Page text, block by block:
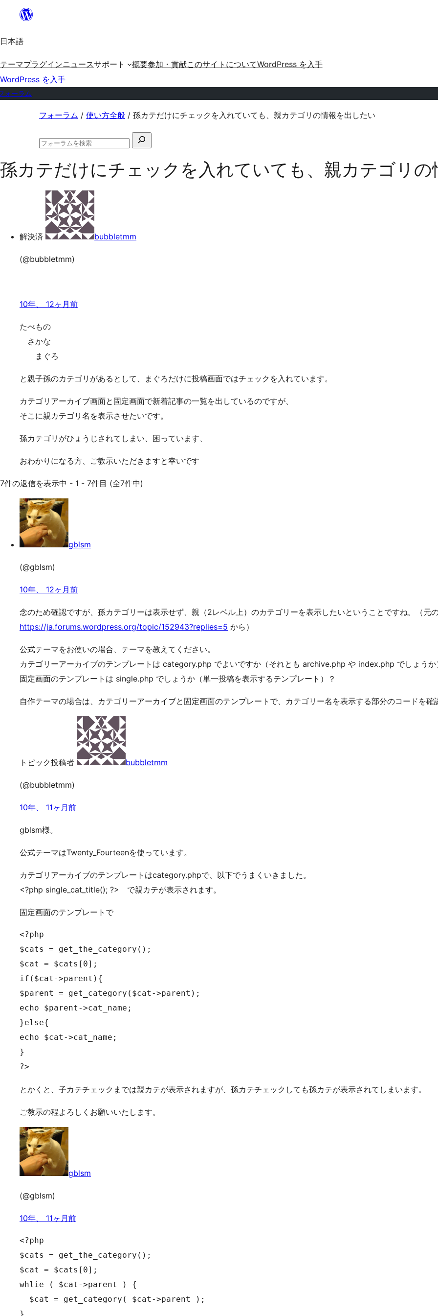
を
ッ
プ
日本語
テーマプラグインニュースサポート 概要参加・貢献このサイトについてWordPress を入手
WordPress を入手
ォーラム
ツ
フォーラム / 使い方全般 / 孫カテだけにチェックを入れていても、親カテゴリの情報を出したい
検
対
フ
ー
孫カテだけにチェックを入れていても、親カテゴリの
解決済 bubbletmm
(@bubbletmm)
10年、 12ヶ月前
たべもの
さかな
まぐろ
と親子孫のカテゴリがあるとして、まぐろだけに投稿画面ではチェックを入れています。
カテゴリアーカイブ画面と固定画面で新着記事の一覧を出しているのですが、
そこに親カテゴリ名を表示させたいです。
孫カテゴリがひょうじされてしまい、困っています、
おわかりになる方、ご教示いただきますと幸いです
7件の返信を表示中 - 1 - 7件目 (全7件中)
gblsm
(@gblsm)
10年、 12ヶ月前
念のため確認ですが、孫カテゴリーは表示せず、親（2レベル上）のカテゴリーを表示したいということですね。（元
https://ja.forums.wordpress.org/topic/152943?replies=5 から）
公式テーマをお使いの場合、テーマを教えてください。
カテゴリーアーカイブのテンプレートは category.php でよいですか（それとも archive.php や index.php でしょうか
固定画面のテンプレートは single.php でしょうか（単一投稿を表示するテンプレート）？
自作テーマの場合は、カテゴリーアーカイブと固定画面のテンプレートで、カテゴリー名を表示する部分のコードを確
トピック投稿者 bubbletmm
(@bubbletmm)
10年、 11ヶ月前
gblsm様。
公式テーマはTwenty_Fourteenを使っています。
カテゴリアーカイブのテンプレートはcategory.phpで、以下でうまくいきました。
<?php single_cat_title(); ?> で親カテが表示されます。
固定画面のテンプレートで
<?php
$cats = get_the_category();
$cat = $cats[0];
if($cat->parent){
$parent = get_category($cat->parent);
echo $parent->cat_name;
}else{
echo $cat->cat_name;
}
?>
とかくと、子カテチェックまでは親カテが表示されますが、孫カテチェックしても孫カテが表示されてしまいます。
ご教示の程よろしくお願いいたします。
gblsm
(@gblsm)
10年、 11ヶ月前
<?php
$cats = get_the_category();
$cat = $cats[0];
whlie ( $cat->parent ) {
  $cat = get_category( $cat->parent );
}